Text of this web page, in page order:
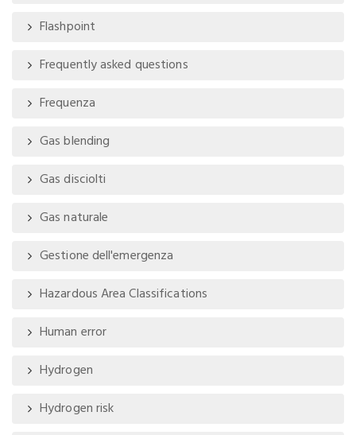
Flashpoint
Frequently asked questions
Frequenza
Gas blending
Gas disciolti
Gas naturale
Gestione dell'emergenza
Hazardous Area Classifications
Human error
Hydrogen
Hydrogen risk